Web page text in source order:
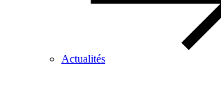
Actualités